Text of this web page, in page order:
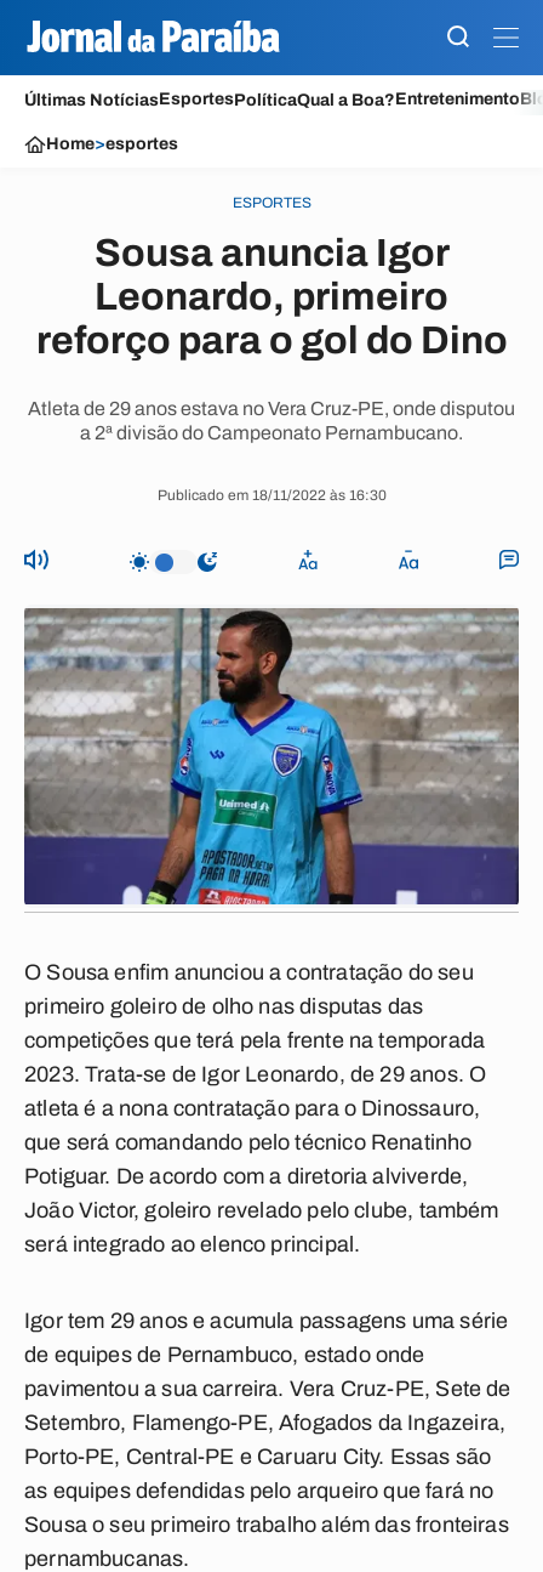
Últimas NotíciasEsportesPolíticaQual a Boa?Entretenimento
Home>esportes
ESPORTES
Sousa anuncia Igor
Leonardo, primeiro
reforço para o gol do Dino
Atleta de 29 anos estava no Vera Cruz-PE, onde disputou
a 2ª divisão do Campeonato Pernambucano.
Publicado em 18/11/2022 às 16:30
O Sousa enfim anunciou a contratação do seu
primeiro goleiro de olho nas disputas das
competições que terá pela frente na temporada
2023. Trata-se de Igor Leonardo, de 29 anos. O
atleta é a nona contratação para o Dinossauro,
que será comandando pelo técnico Renatinho
Potiguar. De acordo com a diretoria alviverde,
João Victor, goleiro revelado pelo clube, também
será integrado ao elenco principal.
Igor tem 29 anos e acumula passagens uma série
de equipes de Pernambuco, estado onde
pavimentou a sua carreira. Vera Cruz-PE, Sete de
Setembro, Flamengo-PE, Afogados da Ingazeira,
Porto-PE, Central-PE e Caruaru City. Essas são
as equipes defendidas pelo arqueiro que fará no
Sousa o seu primeiro trabalho além das fronteiras
pernambucanas.